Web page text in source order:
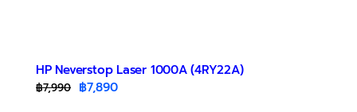
HP Neverstop Laser 1000A (4RY22A)
฿7,990 Original
฿7,890Current